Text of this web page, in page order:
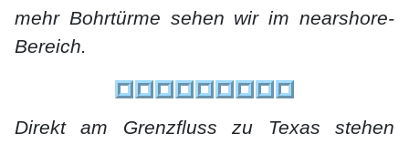
mehr Bohrtürme sehen wir im nearshore-
Bereich.
Direkt am Grenzfluss zu Texas stehen